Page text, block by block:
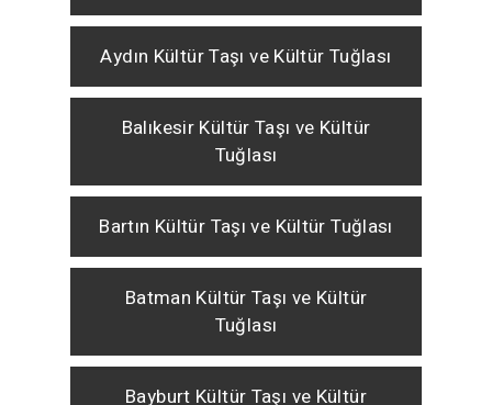
Aydın Kültür Taşı ve Kültür Tuğlası
Balıkesir Kültür Taşı ve Kültür
Tuğlası
Bartın Kültür Taşı ve Kültür Tuğlası
Batman Kültür Taşı ve Kültür
Tuğlası
Bayburt Kültür Taşı ve Kültür